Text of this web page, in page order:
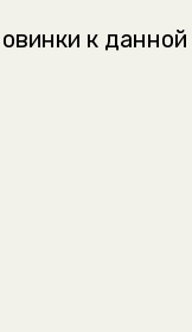
к данной